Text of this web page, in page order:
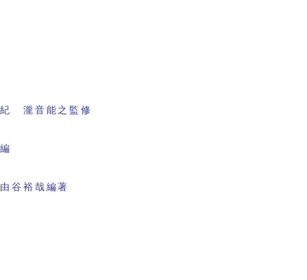
紀 瀧音能之監修
谷裕哉編著